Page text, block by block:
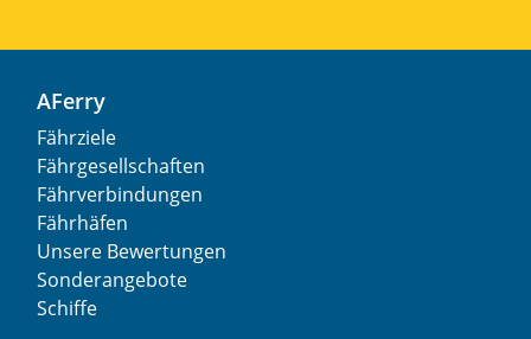
AFerry
Fährziele
Fährgesellschaften
Fährverbindungen
Fährhäfen
Unsere Bewertungen
Sonderangebote
Schiffe